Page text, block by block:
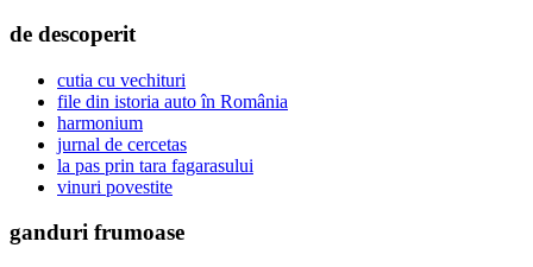
de descoperit
cutia cu vechituri
file din istoria auto în România
harmonium
jurnal de cercetas
la pas prin tara fagarasului
vinuri povestite
ganduri frumoase